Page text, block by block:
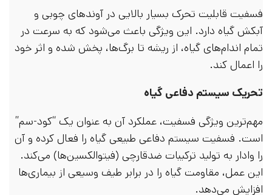
فسفیت قابلیت تحرک بسیار بالایی در آوندهای چوبی و
آبکش گیاه دارد. این ویژگی باعث می‌شود که به سرعت در
تمام اندام‌های گیاه، از ریشه تا برگ‌ها، پخش شده و اثر خود
را اعمال کند.
تحریک سیستم دفاعی گیاه
مهم‌ترین ویژگی فسفیت، عملکرد آن به عنوان یک “کود-سم”
است. فسفیت سیستم دفاعی طبیعی گیاه را فعال کرده و آن
را وادار به تولید ترکیبات ضدقارچی (فیتوالکسین‌ها) می‌کند.
این عمل، مقاومت گیاه را در برابر طیف وسیعی از بیماری‌ها
افزایش می‌دهد.